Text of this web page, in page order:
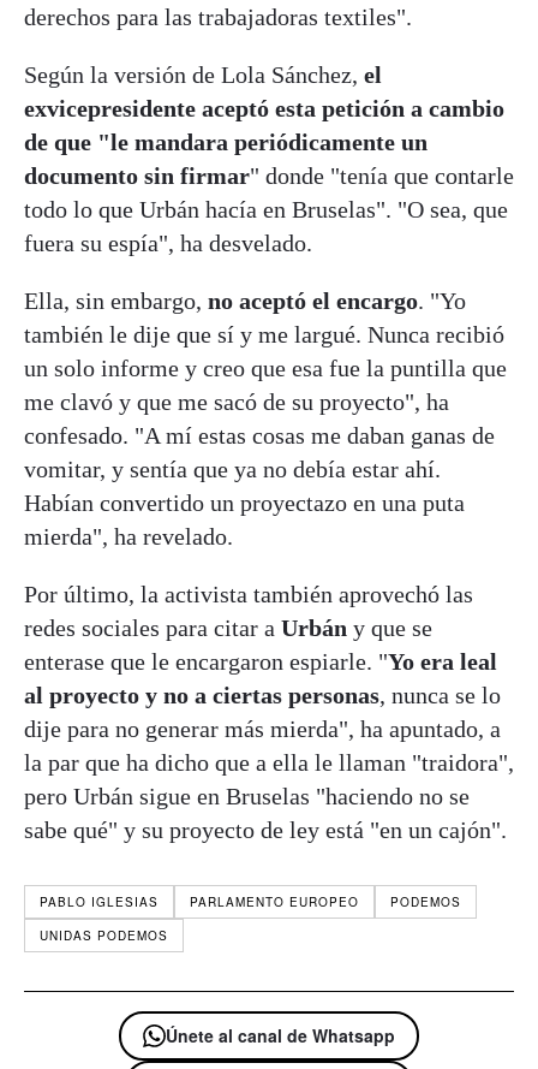
derechos para las trabajadoras textiles".
Según la versión de Lola Sánchez, el
exvicepresidente aceptó esta petición a cambio
de que "le mandara periódicamente un
documento sin firmar" donde "tenía que contarle
todo lo que Urbán hacía en Bruselas". "O sea, que
fuera su espía", ha desvelado.
Ella, sin embargo, no aceptó el encargo. "Yo
también le dije que sí y me largué. Nunca recibió
un solo informe y creo que esa fue la puntilla que
me clavó y que me sacó de su proyecto", ha
confesado. "A mí estas cosas me daban ganas de
vomitar, y sentía que ya no debía estar ahí.
Habían convertido un proyectazo en una puta
mierda", ha revelado.
Por último, la activista también aprovechó las
redes sociales para citar a Urbán y que se
enterase que le encargaron espiarle. "Yo era leal
al proyecto y no a ciertas personas, nunca se lo
dije para no generar más mierda", ha apuntado, a
la par que ha dicho que a ella le llaman "traidora",
pero Urbán sigue en Bruselas "haciendo no se
sabe qué" y su proyecto de ley está "en un cajón".
PABLO IGLESIAS PARLAMENTO EUROPEO
PODEMOS
UNIDAS PODEMOS
Únete al canal de Whatsapp